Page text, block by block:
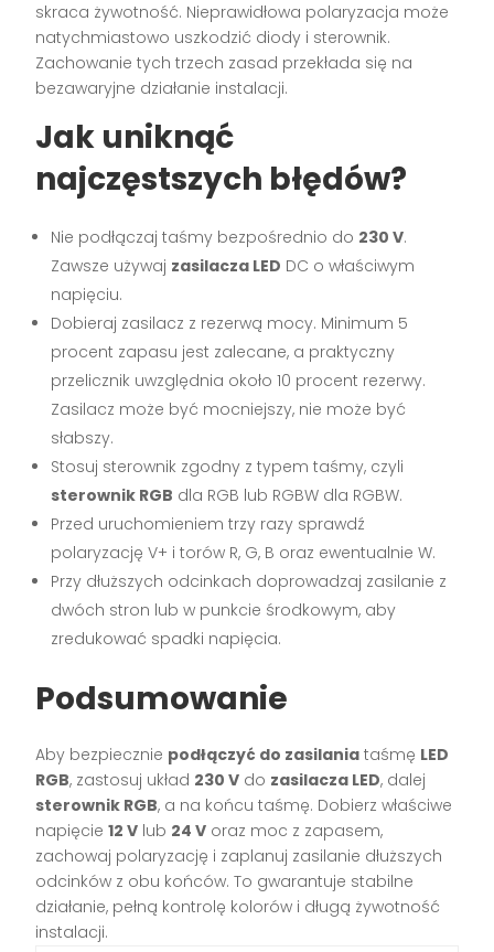
skraca żywotność. Nieprawidłowa polaryzacja może
natychmiastowo uszkodzić diody i sterownik.
Zachowanie tych trzech zasad przekłada się na
bezawaryjne działanie instalacji.
Jak uniknąć
najczęstszych błędów?
Nie podłączaj taśmy bezpośrednio do 230 V.
Zawsze używaj zasilacza LED DC o właściwym
napięciu.
Dobieraj zasilacz z rezerwą mocy. Minimum 5
procent zapasu jest zalecane, a praktyczny
przelicznik uwzględnia około 10 procent rezerwy.
Zasilacz może być mocniejszy, nie może być
słabszy.
Stosuj sterownik zgodny z typem taśmy, czyli
sterownik RGB dla RGB lub RGBW dla RGBW.
Przed uruchomieniem trzy razy sprawdź
polaryzację V+ i torów R, G, B oraz ewentualnie W.
Przy dłuższych odcinkach doprowadzaj zasilanie z
dwóch stron lub w punkcie środkowym, aby
zredukować spadki napięcia.
Podsumowanie
Aby bezpiecznie podłączyć do zasilania taśmę LED
RGB, zastosuj układ 230 V do zasilacza LED, dalej
sterownik RGB, a na końcu taśmę. Dobierz właściwe
napięcie12 V lub 24 V oraz moc z zapasem,
zachowaj polaryzację i zaplanuj zasilanie dłuższych
odcinków z obu końców. To gwarantuje stabilne
działanie, pełną kontrolę kolorów i długą żywotność
instalacji.